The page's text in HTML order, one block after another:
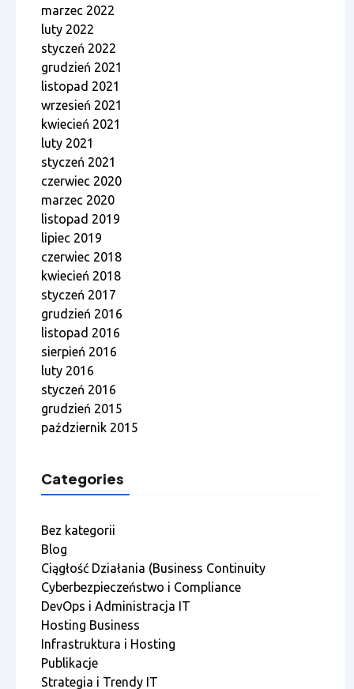
marzec 2022
luty 2022
styczeń 2022
grudzień 2021
listopad 2021
wrzesień 2021
kwiecień 2021
luty 2021
styczeń 2021
czerwiec 2020
marzec 2020
listopad 2019
lipiec 2019
czerwiec 2018
kwiecień 2018
styczeń 2017
grudzień 2016
listopad 2016
sierpień 2016
luty 2016
styczeń 2016
grudzień 2015
październik 2015
Categories
Bez kategorii
Blog
Ciągłość Działania (Business Continuity
Cyberbezpieczeństwo i Compliance
DevOps i Administracja IT
Hosting Business
Infrastruktura i Hosting
Publikacje
Strategia i Trendy IT